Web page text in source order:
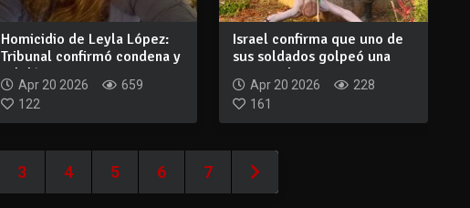
Homicidio de Leyla López:
Tribunal confirmó condena y
validó...
Apr 20 2026
659
122
Israel confirma que uno de
sus soldados golpeó una
estatua d...
Apr 20 2026
228
161
3 4 5 6 7